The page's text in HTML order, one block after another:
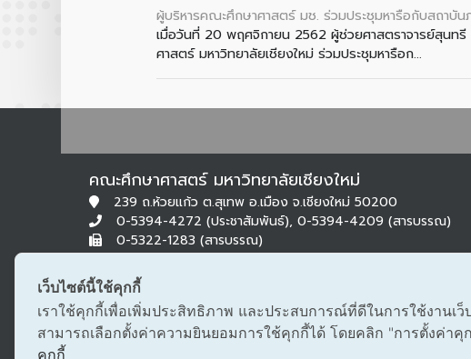
ผู้บริหารคณะศึกษาศาสตร์ มช. ร่วมประชุมหารือกับสถา
เมื่อวันที่ 20 พฤศจิกายน 2562 ผู้ช่วยศาสตราจารย์สุน
ศาสตร์ มหาวิทยาลัยเชียงใหม่ ร่วมประชุมหารือก...
คณะศึกษาศาสตร์ มหาวิทยาลัยเชียงใหม่
239 ถ.ห้วยแก้ว ต.สุเทพ อ.เมือง จ.เชียงใหม่ 50200
0-5394-4272 (ประชาสัมพันธ์), 0-5394-4209 (สารบรรณ)
0-5322-1283 (สารบรรณ)
เว็บไซต์นี้ใช้คุกกี้
เราใช้คุกกี้เพื่อเพิ่มประสิทธิภาพ และประสบการณ์ที่ดีในการใช้งานเ
สามารถเลือกตั้งค่าความยินยอมการใช้คุกกี้ได้ โดยคลิก "การตั้งค่าคุ
คุกกี้